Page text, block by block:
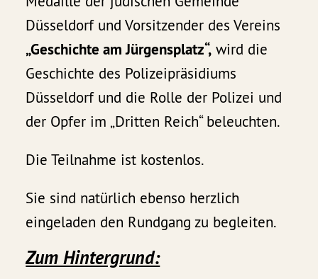
Düsseldorf und Vorsitzender des Vereins
„Geschichte am Jürgensplatz“, wird die
Geschichte des Polizeipräsidiums
Düsseldorf und die Rolle der Polizei und
der Opfer im „Dritten Reich“ beleuchten.
Die Teilnahme ist kostenlos.
Sie sind natürlich ebenso herzlich
eingeladen den Rundgang zu begleiten.
Zum Hintergrund: